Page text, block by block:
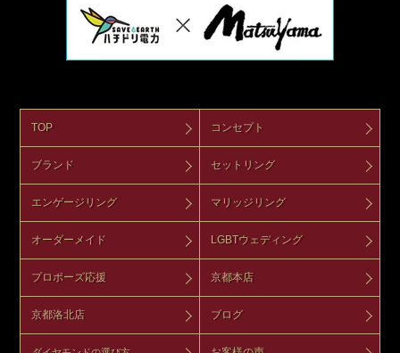
TOP コンセプト
ブランド セットリング
エンゲージリング マリッジリング
オーダーメイド LGBTウェディング
プロポーズ応援 京都本店
京都洛北店 ブログ